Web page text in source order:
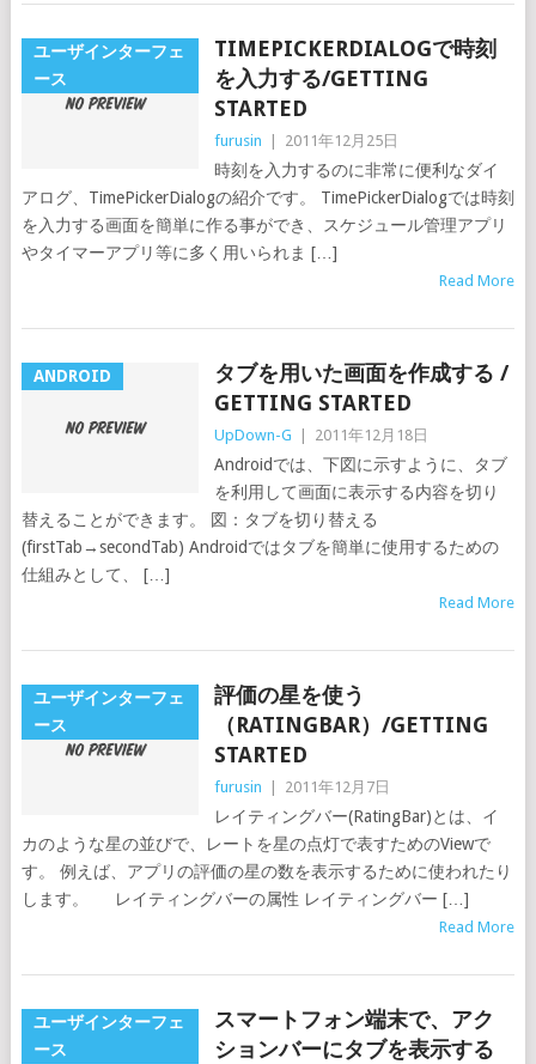
ユーザインターフェ
ース
TIMEPICKERDIALOGで時刻
を入力する/GETTING
STARTED
furusin 2011年12月25日
時刻を入力するのに非常に便利なダイ
アログ、TimePickerDialogの紹介です。 TimePickerDialogでは時刻
を入力する画面を簡単に作る事ができ、スケジュール管理アプリ
やタイマーアプリ等に多く用いられま […]
Read More
ANDROID
タブを用いた画面を作成する /
GETTING STARTED
UpDown-G 2011年12月18日
Androidでは、下図に示すように、タブ
を利用して画面に表示する内容を切り
替えることができます。 図：タブを切り替える
(firstTab→secondTab) Androidではタブを簡単に使用するための
仕組みとして、 […]
Read More
ユーザインターフェ
ース
評価の星を使う
（RATINGBAR）/GETTING
STARTED
furusin 2011年12月7日
レイティングバー(RatingBar)とは、イ
カのような星の並びで、レートを星の点灯で表すためのViewで
す。 例えば、アプリの評価の星の数を表示するために使われたり
します。 レイティングバーの属性 レイティングバー […]
Read More
ユーザインターフェ
ース
スマートフォン端末で、アク
ションバーにタブを表示する